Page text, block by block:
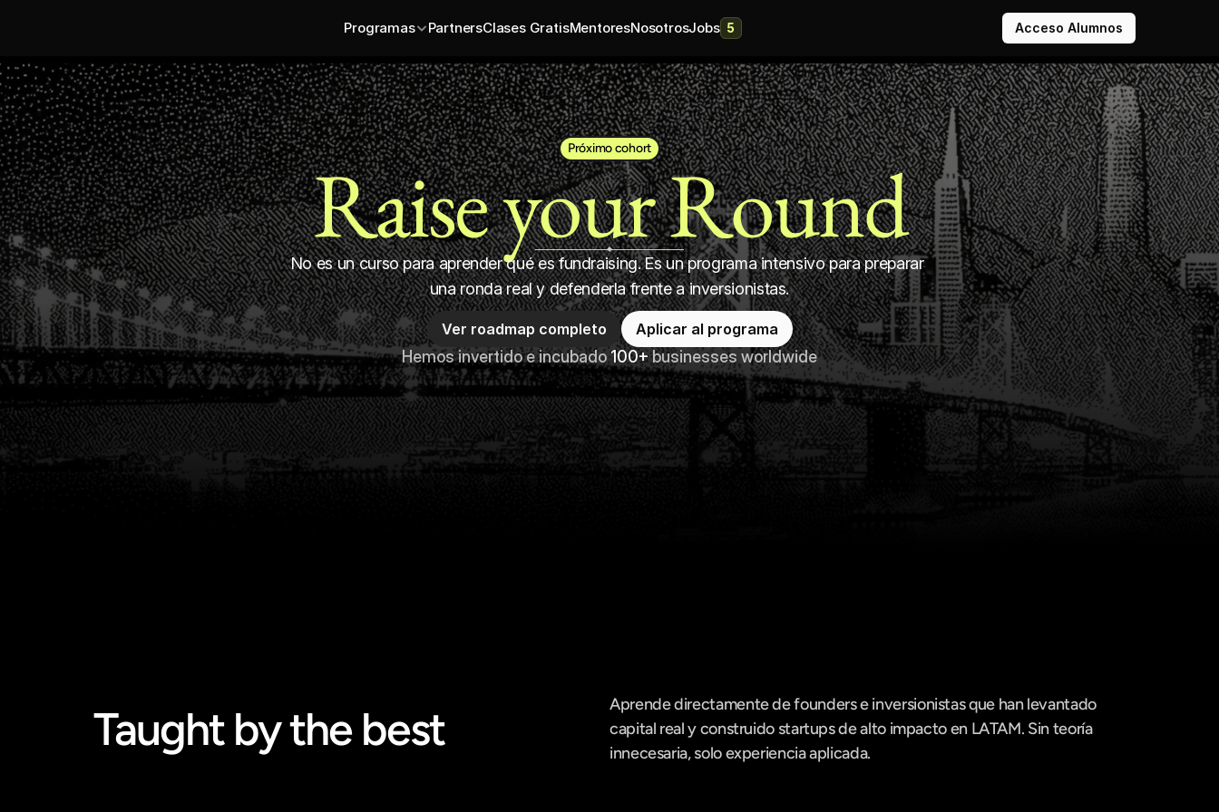
Programas PartnersClases GratisMentoresNosotrosJobs 5 Acceso Alumnos
Próximo cohort
Raise your Round
No es un curso para aprender qué es fundraising. Es un programa intensivo para preparar
una ronda real y defenderla frente a inversionistas.
Ver roadmap completo Aplicar al programa
Hemos invertido e incubado 100+ businesses worldwide
Taught by the best
Aprende directamente de founders e inversionistas que han levantado
capital real y construido startups de alto impacto en LATAM. Sin teoría
innecesaria, solo experiencia aplicada.